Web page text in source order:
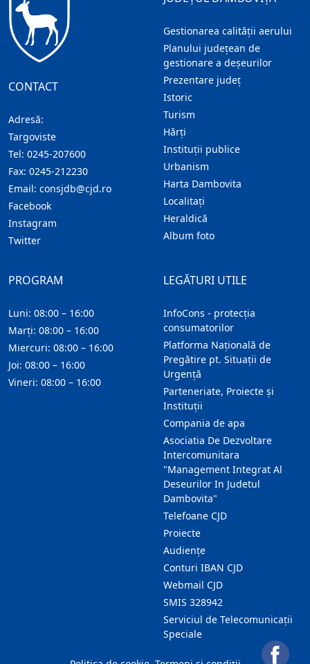
CONTACT
Adresă:
Targoviste
Tel: 0245-207600
Fax: 0245-212230
Email: consjdb@cjd.ro
Facebook
Instagram
Twitter
Gestionarea calității aerului
Planului județean de
gestionare a deșeurilor
Prezentare judeţ
Istoric
Turism
Hărţi
Instituţii publice
Urbanism
Harta Dambovita
Localitaţi
Heraldică
Album foto
LEGĂTURI UTILE
InfoCons - protecția
consumatorilor
Platforma Națională de
Pregătire pt. Situații de
Urgență
Parteneriate, Proiecte și
Instituții
Compania de apa
Asociatia De Dezvoltare
Intercomunitara
"Management Integrat Al
Deseurilor In Judetul
Dambovita"
Telefoane CJD
Proiecte
Audienţe
Conturi IBAN CJD
Webmail CJD
SMIS 328942
Serviciul de Telecomunicații
Speciale
PROGRAM
Luni: 08:00 – 16:00
Marți: 08:00 – 16:00
Miercuri: 08:00 – 16:00
Joi: 08:00 – 16:00
Vineri: 08:00 – 16:00